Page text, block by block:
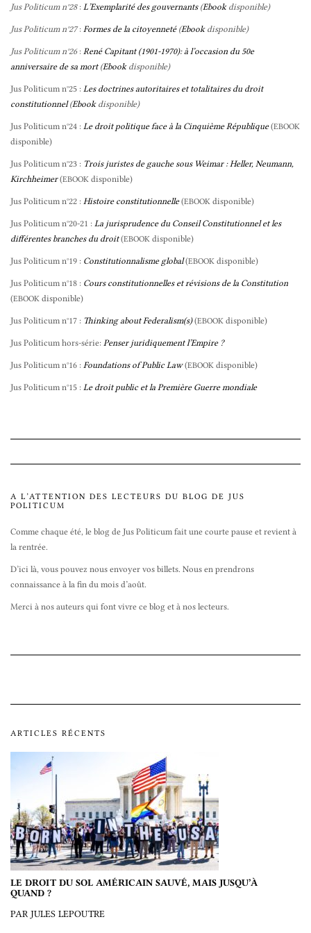
Jus Politicum n°28: L’Exemplarité des gouvernants(Ebookdisponible)
Jus Politicum n°27: Formes de la citoyenneté(Ebookdisponible)
Jus Politicum n°26: René Capitant (1901-1970): à l’occasion du 50e
anniversaire de sa mort(Ebookdisponible)
Jus Politicum n°25 : Les doctrines autoritaires et totalitaires du droit
constitutionnel(Ebookdisponible)
Jus Politicum n°24 : Le droit politique face à la Cinquième République (EBOOK
disponible)
Jus Politicum n°23 : Trois juristes de gauche sous Weimar : Heller, Neumann,
Kirchheimer (EBOOK disponible)
Jus Politicum n°22 : Histoire constitutionnelle (EBOOK disponible)
Jus Politicum n°20-21 : La jurisprudence du Conseil Constitutionnel et les
différentes branches du droit (EBOOK disponible)
Jus Politicum n°19 : Constitutionnalisme global (EBOOK disponible)
Jus Politicum n°18 : Cours constitutionnelles et révisions de la Constitution
(EBOOK disponible)
Jus Politicum n°17 : Thinking about Federalism(s) (EBOOK disponible)
Jus Politicum hors-série: Penser juridiquement l’Empire ?
Jus Politicum n°16 : Foundations of Public Law (EBOOK disponible)
Jus Politicum n°15 : Le droit public et la Première Guerre mondiale
A L’ATTENTION DES LECTEURS DU BLOG DE JUS
POLITICUM
Comme chaque été, le blog de Jus Politicum fait une courte pause et revient à
la rentrée.
D’ici là, vous pouvez nous envoyer vos billets. Nous en prendrons
connaissance à la fin du mois d’août.
Merci à nos auteurs qui font vivre ce blog et à nos lecteurs.
ARTICLES RÉCENTS
LE DROIT DU SOL AMÉRICAIN SAUVÉ, MAIS JUSQU’À
QUAND ?
PAR JULES LEPOUTRE